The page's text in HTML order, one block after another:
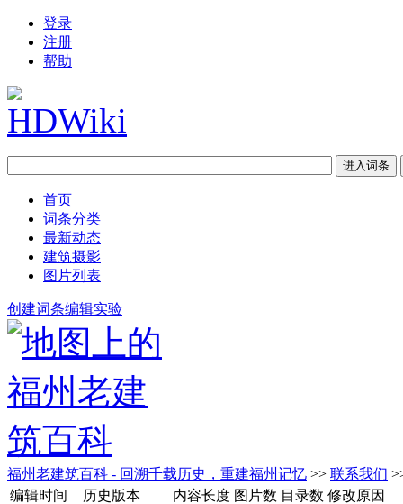
登录
注册
帮助
首页
词条分类
最新动态
建筑摄影
图片列表
创建词条编辑实验
福州老建筑百科 - 回溯千载历史，重建福州记忆 >> 联系我们
编辑时间
历史版本 内容长度 图片数 目录数 修改原因